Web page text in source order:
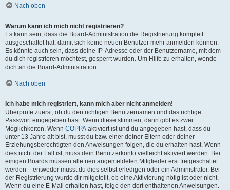
Nach oben
Warum kann ich mich nicht registrieren?
Es kann sein, dass die Board-Administration die Registrierung komplett
ausgeschaltet hat, damit sich keine neuen Benutzer mehr anmelden können.
Es könnte auch sein, dass deine IP-Adresse oder der Benutzername, mit dem
du dich registrieren möchtest, gesperrt wurden. Um Hilfe zu erhalten, wende
dich an die Board-Administration.
Nach oben
Ich habe mich registriert, kann mich aber nicht anmelden!
Überprüfe zuerst, ob du den richtigen Benutzernamen und das richtige
Passwort eingegeben hast. Wenn diese stimmen, dann gibt es zwei
Möglichkeiten. Wenn COPPA aktiviert ist und du angegeben hast, dass du
unter 13 Jahre alt bist, musst du bzw. einer deiner Eltern oder deiner
Erziehungsberechtigten den Anweisungen folgen, die du erhalten hast. Wenn
dies nicht der Fall ist, muss dein Benutzerkonto vielleicht aktiviert werden. Bei
einigen Boards müssen alle neu angemeldeten Mitglieder erst freigeschaltet
werden – entweder musst du dies selbst erledigen oder ein Administrator. Bei
der Registrierung wurde dir mitgeteilt, ob eine Aktivierung nötig ist oder nicht.
Wenn du eine E-Mail erhalten hast, folge den dort enthaltenen Anweisungen.